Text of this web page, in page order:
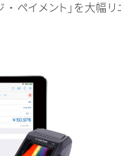
ペイメント」を大幅リ